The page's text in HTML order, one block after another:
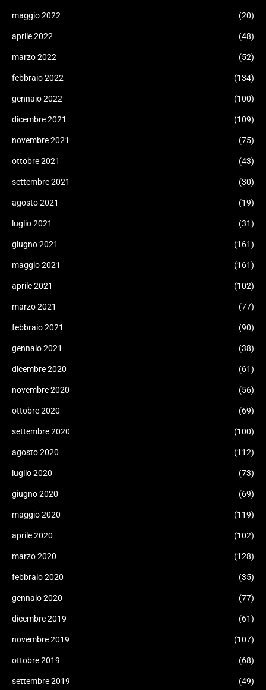
maggio 2022 (20)
aprile 2022 (48)
marzo 2022 (52)
febbraio 2022 (134)
gennaio 2022 (100)
dicembre 2021 (109)
novembre 2021 (75)
ottobre 2021 (43)
settembre 2021 (30)
agosto 2021 (19)
luglio 2021 (31)
giugno 2021 (161)
maggio 2021 (161)
aprile 2021 (102)
marzo 2021 (77)
febbraio 2021 (90)
gennaio 2021 (38)
dicembre 2020 (61)
novembre 2020 (56)
ottobre 2020 (69)
settembre 2020 (100)
agosto 2020 (112)
luglio 2020 (73)
giugno 2020 (69)
maggio 2020 (119)
aprile 2020 (102)
marzo 2020 (128)
febbraio 2020 (35)
gennaio 2020 (77)
dicembre 2019 (61)
novembre 2019 (107)
ottobre 2019 (68)
settembre 2019 (49)